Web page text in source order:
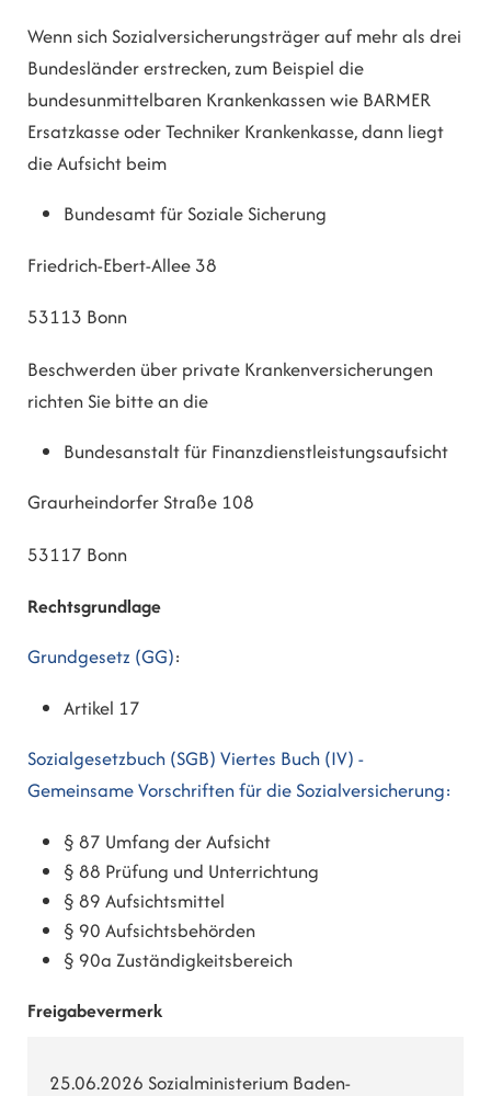
Wenn sich Sozialversicherungsträger auf mehr als drei
Bundesländer erstrecken, zum Beispiel die
bundesunmittelbaren Krankenkassen wie BARMER
Ersatzkasse oder Techniker Krankenkasse, dann liegt
die Aufsicht beim
Bundesamt für Soziale Sicherung
Friedrich-Ebert-Allee 38
53113 Bonn
Beschwerden über private Krankenversicherungen
richten Sie bitte an die
Bundesanstalt für Finanzdienstleistungsaufsicht
Graurheindorfer Straße 108
53117 Bonn
Rechtsgrundlage
Grundgesetz (GG):
Artikel 17
Sozialgesetzbuch (SGB) Viertes Buch (IV) -
Gemeinsame Vorschriften für die Sozialversicherung:
§ 87 Umfang der Aufsicht
§ 88 Prüfung und Unterrichtung
§ 89 Aufsichtsmittel
§ 90 Aufsichtsbehörden
§ 90a Zuständigkeitsbereich
Freigabevermerk
25.06.2026 Sozialministerium Baden-